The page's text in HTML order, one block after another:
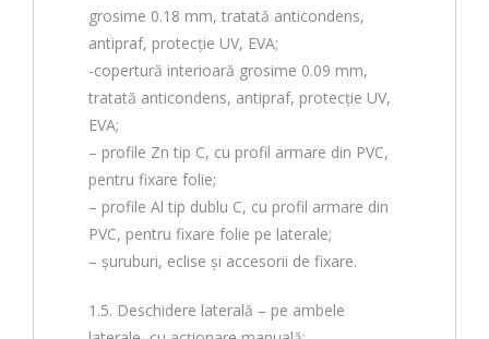
grosime 0.18 mm, tratată anticondens,
antipraf, protecție UV, EVA;
-copertură interioară grosime 0.09 mm,
tratată anticondens, antipraf, protecție UV,
EVA;
– profile Zn tip C, cu profil armare din PVC,
pentru fixare folie;
– profile Al tip dublu C, cu profil armare din
PVC, pentru fixare folie pe laterale;
– șuruburi, eclise și accesorii de fixare.
1.5. Deschidere laterală – pe ambele